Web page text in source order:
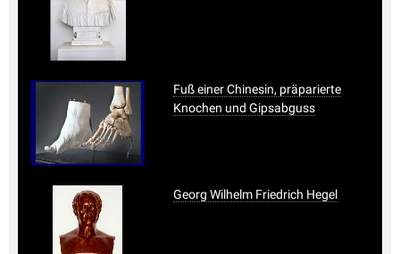
Fuß einer Chinesin, präparierte
Knochen und Gipsabguss
Georg Wilhelm Friedrich Hegel